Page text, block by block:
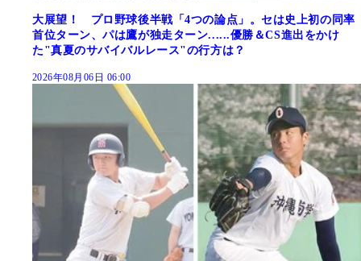
大展望！ プロ野球後半戦「4つの論点」。セは史上初の同率
首位ターン、パは鷹が独走ターン......優勝＆CS進出をかけ
た"真夏のサバイバルレース"の行方は？
2026年08月06日 06:00